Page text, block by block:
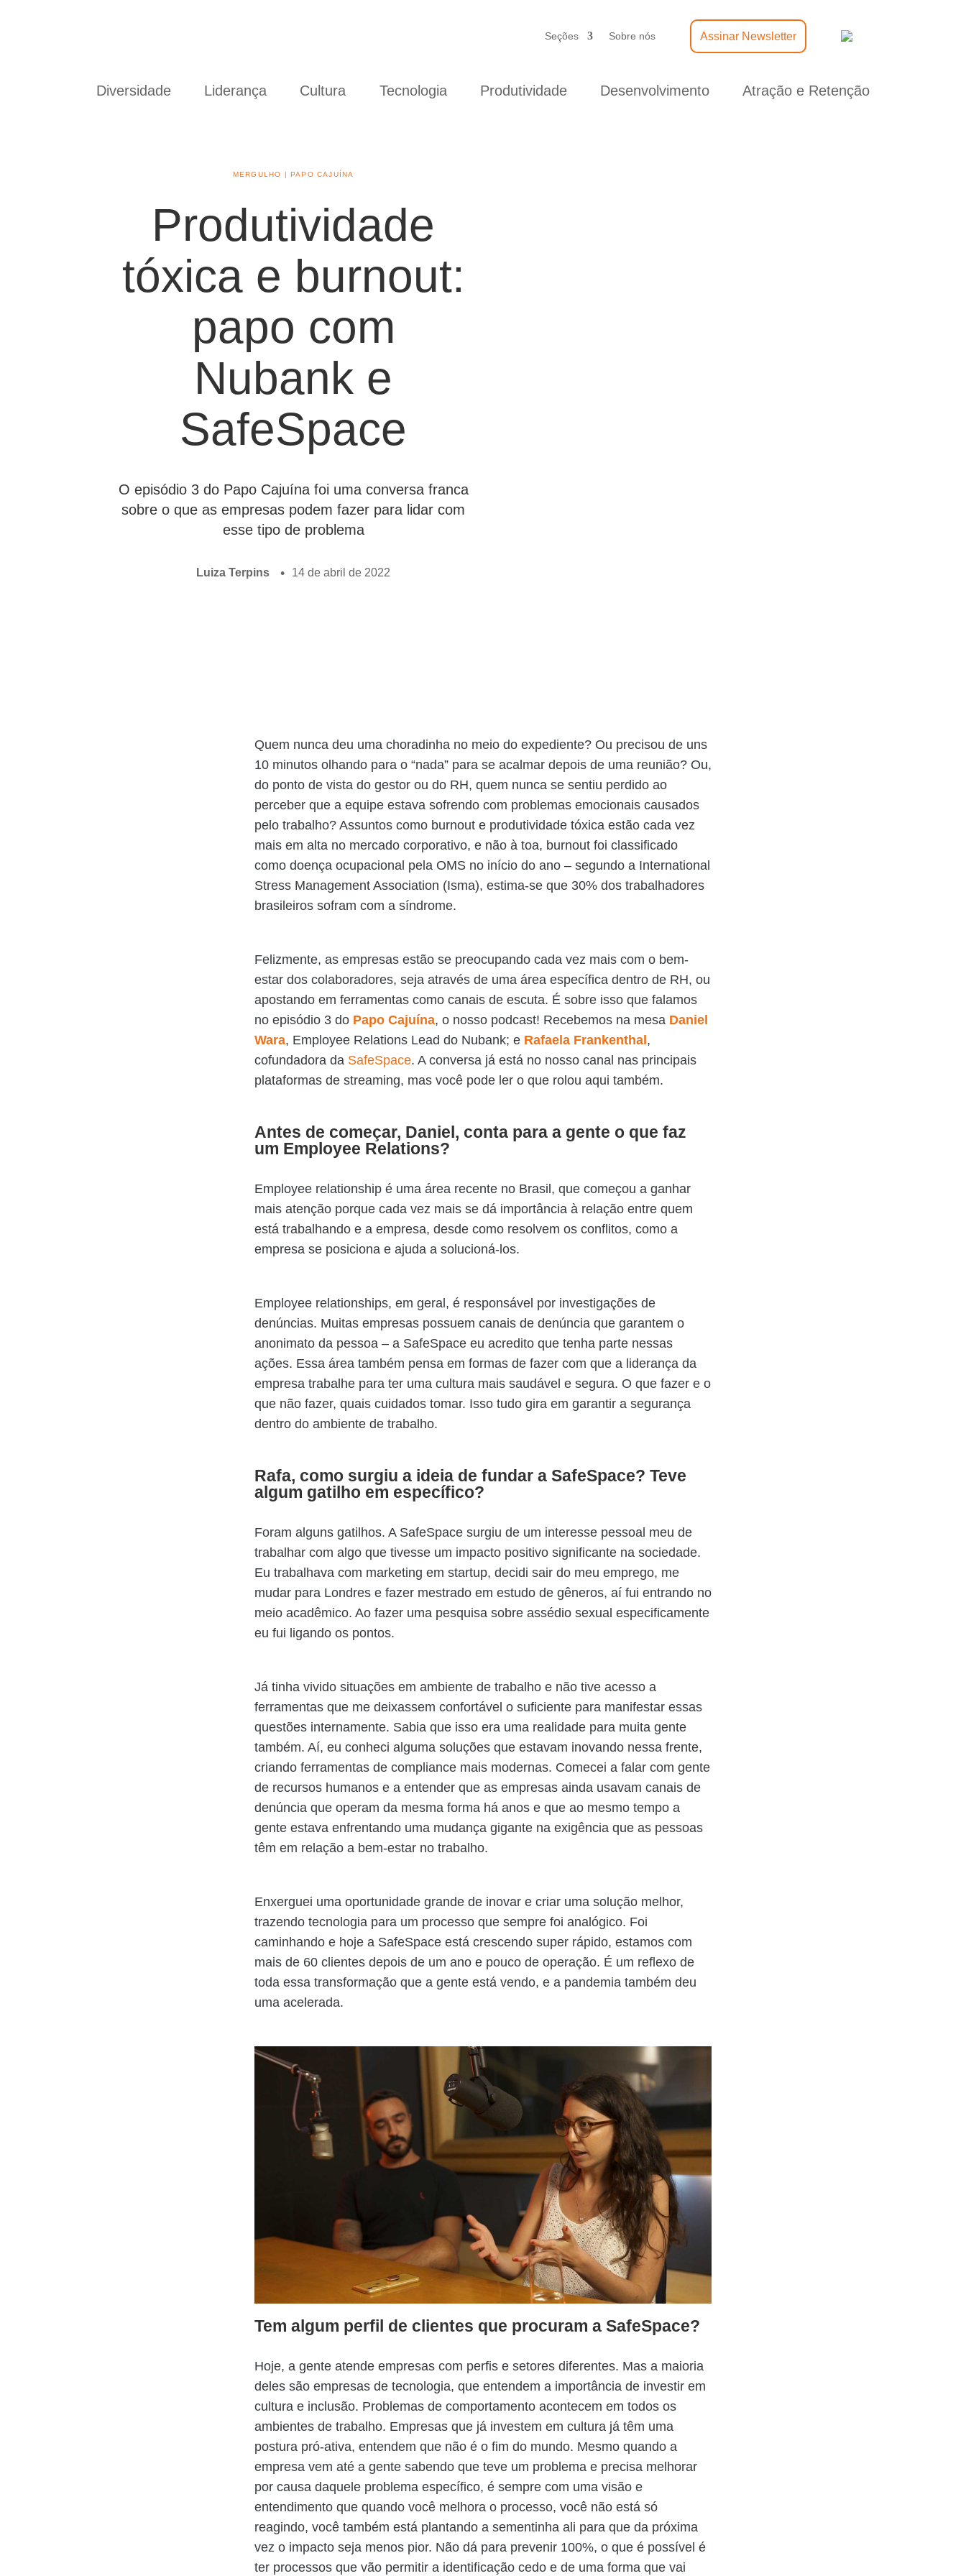
Seções Sobre nós Assinar Newsletter
Diversidade Liderança Cultura Tecnologia Produtividade Desenvolvimento Atração e Retenção
MERGULHO PAPO CAJUÍNA
Produtividade
tóxica e burnout:
papo com
Nubank e
SafeSpace
O episódio 3 do Papo Cajuína foi uma conversa franca
sobre o que as empresas podem fazer para lidar com
esse tipo de problema
Luiza Terpins 14 de abril de 2022
Quem nunca deu uma choradinha no meio do expediente? Ou precisou de uns
10 minutos olhando para o “nada” para se acalmar depois de uma reunião? Ou,
do ponto de vista do gestor ou do RH, quem nunca se sentiu perdido ao
perceber que a equipe estava sofrendo com problemas emocionais causados
pelo trabalho? Assuntos como burnout e produtividade tóxica estão cada vez
mais em alta no mercado corporativo, e não à toa, burnout foi classificado
como doença ocupacional pela OMS no início do ano – segundo a International
Stress Management Association (Isma), estima-se que 30% dos trabalhadores
brasileiros sofram com a síndrome.
Felizmente, as empresas estão se preocupando cada vez mais com o bem-
estar dos colaboradores, seja através de uma área específica dentro de RH, ou
apostando em ferramentas como canais de escuta. É sobre isso que falamos
no episódio 3 do Papo Cajuína, o nosso podcast! Recebemos na mesa Daniel
Wara, Employee Relations Lead do Nubank; e Rafaela Frankenthal ,
cofundadora da SafeSpace. A conversa já está no nosso canal nas principais
plataformas de streaming, mas você pode ler o que rolou aqui também.
Antes de começar, Daniel, conta para a gente o que faz
um Employee Relations?
Employee relationship é uma área recente no Brasil, que começou a ganhar
mais atenção porque cada vez mais se dá importância à relação entre quem
está trabalhando e a empresa, desde como resolvem os conflitos, como a
empresa se posiciona e ajuda a solucioná-los.
Employee relationships, em geral, é responsável por investigações de
denúncias. Muitas empresas possuem canais de denúncia que garantem o
anonimato da pessoa – a SafeSpace eu acredito que tenha parte nessas
ações. Essa área também pensa em formas de fazer com que a liderança da
empresa trabalhe para ter uma cultura mais saudável e segura. O que fazer e o
que não fazer, quais cuidados tomar. Isso tudo gira em garantir a segurança
dentro do ambiente de trabalho.
Rafa, como surgiu a ideia de fundar a SafeSpace? Teve
algum gatilho em específico?
Foram alguns gatilhos. A SafeSpace surgiu de um interesse pessoal meu de
trabalhar com algo que tivesse um impacto positivo significante na sociedade.
Eu trabalhava com marketing em startup, decidi sair do meu emprego, me
mudar para Londres e fazer mestrado em estudo de gêneros, aí fui entrando no
meio acadêmico. Ao fazer uma pesquisa sobre assédio sexual especificamente
eu fui ligando os pontos.
Já tinha vivido situações em ambiente de trabalho e não tive acesso a
ferramentas que me deixassem confortável o suficiente para manifestar essas
questões internamente. Sabia que isso era uma realidade para muita gente
também. Aí, eu conheci alguma soluções que estavam inovando nessa frente,
criando ferramentas de compliance mais modernas. Comecei a falar com gente
de recursos humanos e a entender que as empresas ainda usavam canais de
denúncia que operam da mesma forma há anos e que ao mesmo tempo a
gente estava enfrentando uma mudança gigante na exigência que as pessoas
têm em relação a bem-estar no trabalho.
Enxerguei uma oportunidade grande de inovar e criar uma solução melhor,
trazendo tecnologia para um processo que sempre foi analógico. Foi
caminhando e hoje a SafeSpace está crescendo super rápido, estamos com
mais de 60 clientes depois de um ano e pouco de operação. É um reflexo de
toda essa transformação que a gente está vendo, e a pandemia também deu
uma acelerada.
Tem algum perfil de clientes que procuram a SafeSpace?
Hoje, a gente atende empresas com perfis e setores diferentes. Mas a maioria
deles são empresas de tecnologia, que entendem a importância de investir em
cultura e inclusão. Problemas de comportamento acontecem em todos os
ambientes de trabalho. Empresas que já investem em cultura já têm uma
postura pró-ativa, entendem que não é o fim do mundo. Mesmo quando a
empresa vem até a gente sabendo que teve um problema e precisa melhorar
por causa daquele problema específico, é sempre com uma visão e
entendimento que quando você melhora o processo, você não está só
reagindo, você também está plantando a sementinha ali para que da próxima
vez o impacto seja menos pior. Não dá para prevenir 100%, o que é possível é
ter processos que vão permitir a identificação cedo e de uma forma que vai